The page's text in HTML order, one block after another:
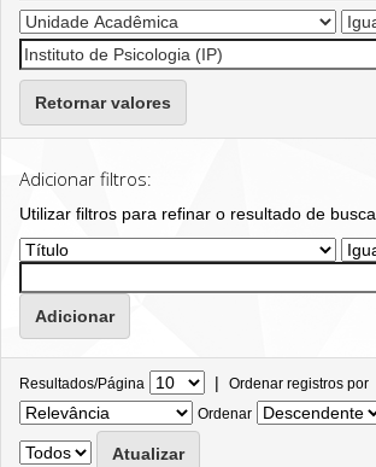
Retornar valores
Adicionar filtros:
Utilizar filtros para refinar o resultado de busca.
Resultados/Página | Ordenar registros por
Ordenar